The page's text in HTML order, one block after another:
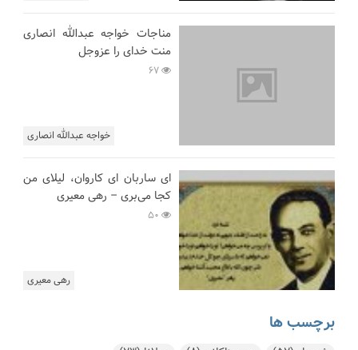
خواجه عبدالله انصاری
مناجات خواجه عبدالله انصاری
منت خدای را عزوجل
رهی معیری
ای ساربان ای کاروان، لیلای من
کجا می‌بری – رهی معیری
برچسب ها